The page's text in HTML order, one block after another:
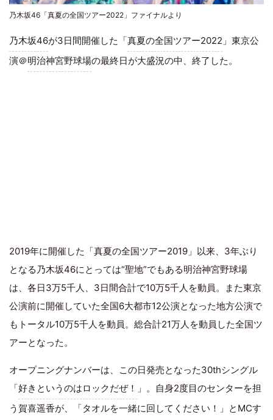
乃木坂46「真夏の全国ツアー2022」ファイナルより
乃木坂46が3日間開催した「真夏の全国ツアー2022 」東京公
演＠明治神宮野球場の最終日が大盛況の中、終了した。
2019年に開催した「真夏の全国ツアー2019」以来、3年ぶり
となる乃木坂46にとっては“聖地”でもある明治神宮野球場
は、各日3万5千人、3日間合計で10万5千人を動員。また東京
公演前に開催していた全国6大都市12公演となった地方公演で
もトータル10万5千人を動員。総合計21万人を動員した全国ツ
アーとなった。
オープニングナンバーは、この日発売となった30thシングル
「好きというのはロックだぜ！ 」。自身2度目のセンターを担
う賀喜遥香が、「タオルを一緒に回してください！」とMCす